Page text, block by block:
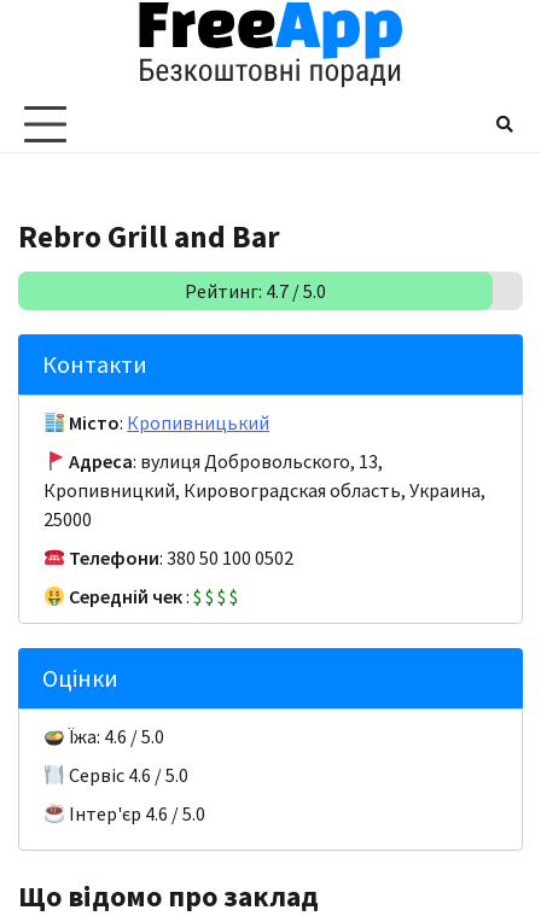
Rebro Grill and Bar
Рейтинг: 4.7 / 5.0
Контакти
Місто: Кропивницький
Адреса: вулиця Добровольского, 13,
Кропивницкий, Кировоградская область, Украина,
25000
Телефони: 380 50 100 0502
Середній чек:$ $ $ $
Оцінки
Їжа: 4.6 / 5.0
Сервіс 4.6 / 5.0
Інтер'єр 4.6 / 5.0
Що відомо про заклад